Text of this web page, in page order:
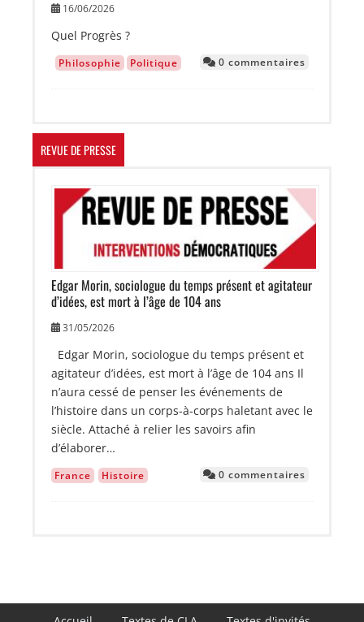
16/06/2026
Quel Progrès ?
Philosophie Politique 0 commentaires
REVUE DE PRESSE
Image
Edgar Morin, sociologue du temps présent et agitateur
d’idées, est mort à l’âge de 104 ans
31/05/2026
Edgar Morin, sociologue du temps présent et
agitateur d’idées, est mort à l’âge de 104 ans Il
n’aura cessé de penser les événements de
l’histoire dans un corps-à-corps haletant avec le
siècle. Attaché à relier les savoirs afin
d’élaborer…
France Histoire 0 commentaires